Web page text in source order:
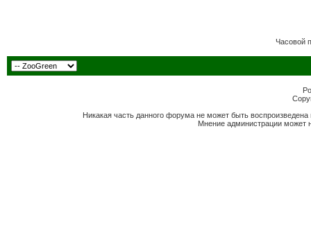
Часовой
Никакая часть данного форума не может быть
Мнение администрации может